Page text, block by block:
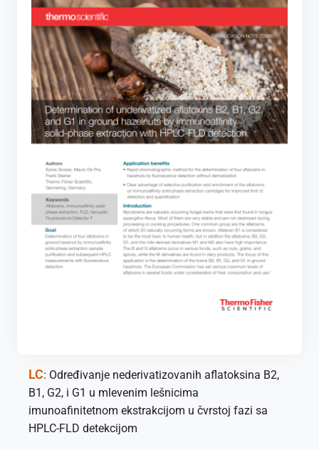
LC: Određivanje nederivatizovanih aflatoksina B2,
B1, G2, i G1 u mlevenim lešnicima
imunoafinitetnom ekstrakcijom u čvrstoj fazi sa
HPLC-FLD detekcijom